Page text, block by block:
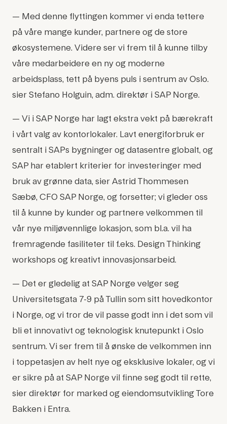
— Med denne flyttingen kommer vi enda tettere
på våre mange kunder, partnere og de store
økosystemene. Videre ser vi frem til å kunne tilby
våre medarbeidere en ny og moderne
arbeidsplass, tett på byens puls i sentrum av Oslo.
sier Stefano Holguin, adm. direktør i SAP Norge.
— Vi i SAP Norge har lagt ekstra vekt på bærekraft
i vårt valg av kontorlokaler. Lavt energiforbruk er
sentralt i SAPs bygninger og datasentre globalt, og
SAP har etablert kriterier for investeringer med
bruk av grønne data, sier Astrid Thommesen
Sæbø, CFO SAP Norge, og forsetter; vi gleder oss
til å kunne by kunder og partnere velkommen til
vår nye miljøvennlige lokasjon, som bl.a. vil ha
fremragende fasiliteter til f.eks. Design Thinking
workshops og kreativt innovasjonsarbeid.
— Det er gledelig at SAP Norge velger seg
Universitetsgata 7-9 på Tullin som sitt hovedkontor
i Norge, og vi tror de vil passe godt inn i det som vil
bli et innovativt og teknologisk knutepunkt i Oslo
sentrum. Vi ser frem til å ønske de velkommen inn
i toppetasjen av helt nye og eksklusive lokaler, og vi
er sikre på at SAP Norge vil finne seg godt til rette,
sier direktør for marked og eiendomsutvikling Tore
Bakken i Entra.